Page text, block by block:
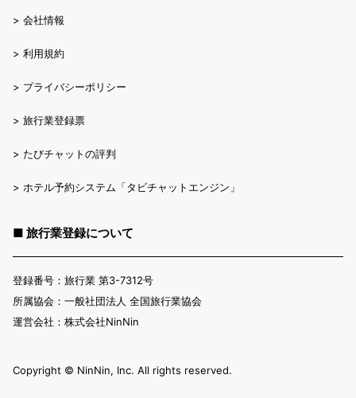
> 会社情報
> 利用規約
> プライバシーポリシー
> 旅行業登録票
> たびチャットの評判
> ホテル予約システム「タビチャットエンジン」
■ 旅行業登録について
登録番号：旅行業 第3-7312号
所属協会：一般社団法人 全国旅行業協会
運営会社：株式会社NinNin
Copyright ©︎ NinNin, Inc. All rights reserved.